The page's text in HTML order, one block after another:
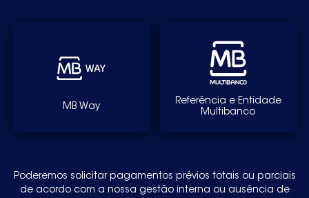
MB Way
Referência e Entidade
Multibanco
Poderemos solicitar pagamentos prévios totais ou parciais
de acordo com a nossa gestão interna ou ausência de